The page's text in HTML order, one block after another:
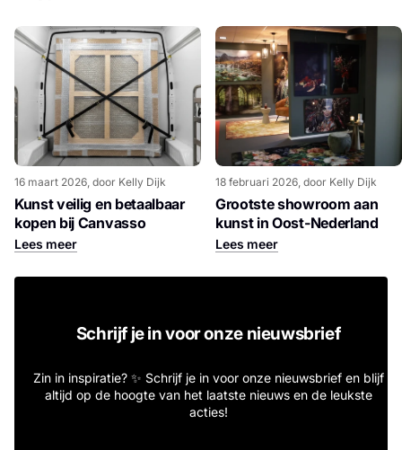
16 maart 2026, door Kelly Dijk
Kunst veilig en betaalbaar
kopen bij Canvasso
Lees meer
18 februari 2026, door Kelly Dijk
Grootste showroom aan
kunst in Oost-Nederland
Lees meer
Schrijf je in voor onze nieuwsbrief
Zin in inspiratie? ✨ Schrijf je in voor onze nieuwsbrief en blijf
altijd op de hoogte van het laatste nieuws en de leukste
acties!